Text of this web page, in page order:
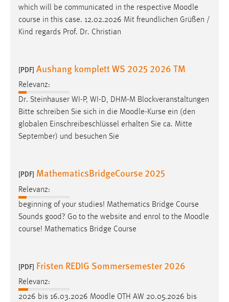
which will be communicated in the respective Moodle
course in this case. 12.02.2026 Mit freundlichen Grüßen /
Kind regards Prof. Dr. Christian
[PDF] Aushang komplett WS 2025 2026 TM
Relevanz:
Dr. Steinhauser WI-P, WI-D, DHM-M Blockveranstaltungen
Bitte schreiben Sie sich in die Moodle-Kurse ein (den
globalen Einschreibeschlüssel erhalten Sie ca. Mitte
September) und besuchen Sie
[PDF] MathematicsBridgeCourse 2025
Relevanz:
beginning of your studies! Mathematics Bridge Course
Sounds good? Go to the website and enrol to the Moodle
course! Mathematics Bridge Course
[PDF] Fristen REDIG Sommersemester 2026
Relevanz:
2026 bis 16.03.2026 Moodle OTH AW 20.05.2026 bis
Name:
_gcl_au
Zweck:
Conversion-Tracking
Cookie Laufzeit:
3 Monate
Facebook Pixel
_fbp
Anbieter:
Facebook
Zweck:
3 Monate